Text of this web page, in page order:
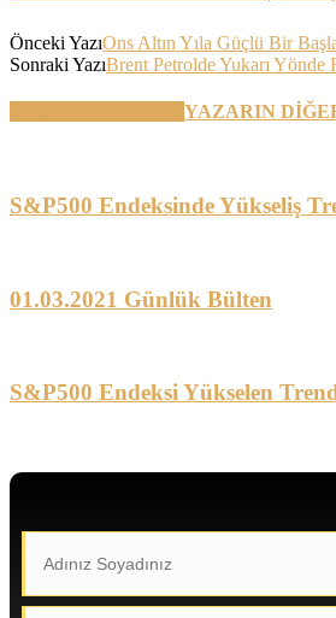
Önceki YazıOns Altın Yıla Güçlü Bir
Sonraki YazıBrent Petrolde Yukarı Yönde
YAZARIN
S&P500 Endeksinde Yükseliş
01.03.2021 Günlük Bülten
S&P500 Endeksi Yükselen